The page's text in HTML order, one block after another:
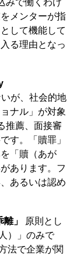
みで働くわけ
メンターが指
して機能して
る理由となっ
が、社会的地
ナル」が対象
推薦、面接審
す。「贖罪」
「贖（あが
あります。フ
あるいは認め
」
原則とし
）」のみで
法で企業が関